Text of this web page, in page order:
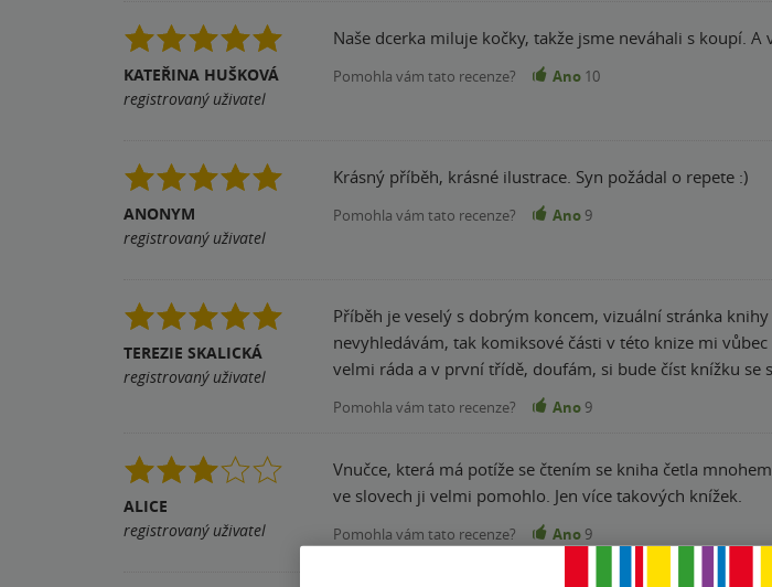
KATEŘINA HUŠKOVÁ
registrovaný uživatel
Naše dcerka miluje kočky, takže jsme neváhali s koupí.
Pomohla vám tato recenze? Ano 10
ANONYM
registrovaný uživatel
Krásný příběh, krásné ilustrace. Syn požádal o repete :)
Pomohla vám tato recenze? Ano 9
TEREZIE SKALICKÁ
registrovaný uživatel
Příběh je veselý s dobrým koncem, vizuální stránka
nevyhledávám, tak komiksové části v této knize mi
velmi ráda a v první třídě, doufám, si bude číst knížku
Pomohla vám tato recenze? Ano 9
ALICE
registrovaný uživatel
Vnučce, která má potíže se čtením se kniha četla mnohem lépe. Střídání textu s komiksovymi obrázky a zvýraznění některých slabik
ve slovech ji velmi pomohlo. Jen více takových knížek.
Pomohla vám tato recenze? Ano 9